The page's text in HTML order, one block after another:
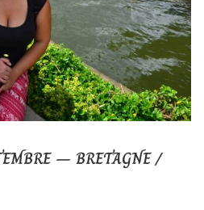
– BRETAGNE /